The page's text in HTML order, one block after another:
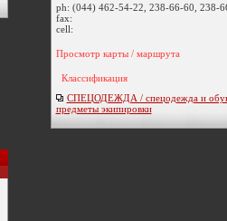
ph: (044) 462-54-22, 238-66-60, 238-
fax:
cell:
Просмотр карты / маршрута
Классификация
СПЕЦОДЕЖДА / спецодежда и
предметы экипировки